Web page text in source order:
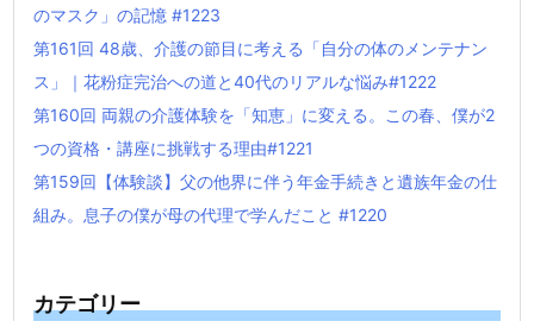
のマスク」の記憶 #1223
第161回 48歳、介護の節目に考える「自分の体のメンテナン
ス」｜花粉症完治への道と40代のリアルな悩み#1222
第160回 両親の介護体験を「知恵」に変える。この春、僕が2
つの資格・講座に挑戦する理由#1221
第159回【体験談】父の他界に伴う年金手続きと遺族年金の仕
組み。息子の僕が母の代理で学んだこと #1220
カテゴリー